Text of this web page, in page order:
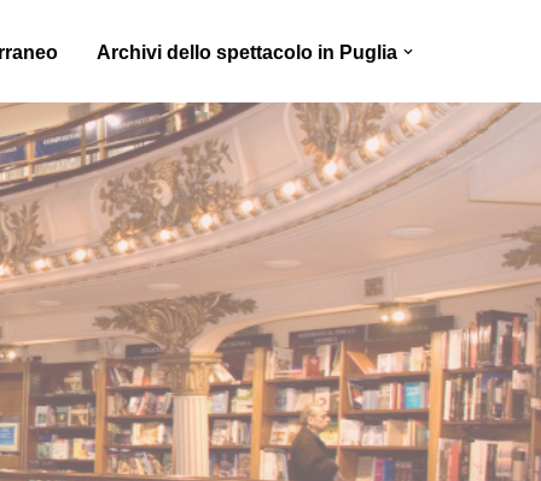
Archivi dello spettacolo in Puglia